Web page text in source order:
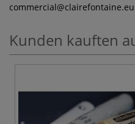
commercial@clairefontaine.eu
Kunden kauften